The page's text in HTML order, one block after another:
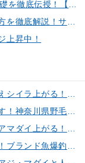
上昇中！